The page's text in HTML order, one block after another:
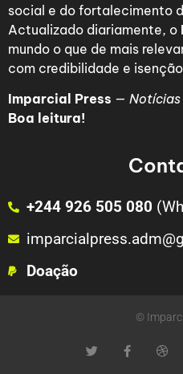
social e do fortalecimento
Actualizado diariamente, o
mundo o que de mais
com credibilidade e
Imparcial Press — Notícias
Boa leitura!
+244 926 505 080
Doação
©